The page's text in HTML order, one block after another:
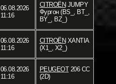
06.08.2026
11:16
CITROËNJUMPY
Фургон (BS_, BT_,
BY_, BZ_)
06.08.2026
11:16
CITROËNXANTIA
(X1_, X2_)
06.08.2026
11:16
PEUGEOT206 CC
(2D)